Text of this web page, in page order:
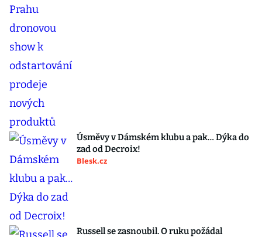
Úsměvy v Dámském klubu a pak… Dýka do
zad od Decroix!
Blesk.cz
Russell se zasnoubil. O ruku požádal